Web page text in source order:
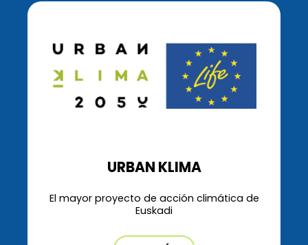
URBAN KLIMA
El mayor proyecto de acción climática de
Euskadi